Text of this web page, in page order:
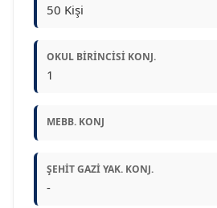
50 Kişi
OKUL BIRINCISI KONJ.
1
MEBB. KONJ
ŞEHIT GAZI YAK. KONJ.
-